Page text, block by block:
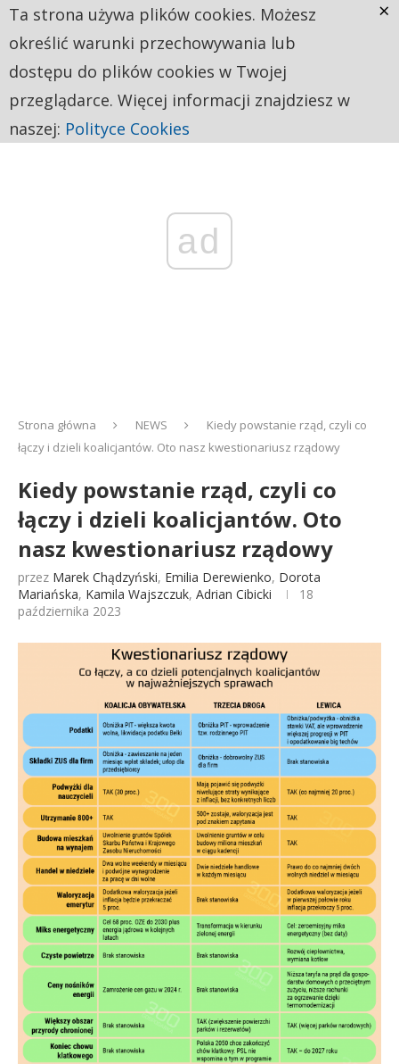
ad
Strona główna NEWS
Kiedy powstanie rząd, czyli co
łączy i dzieli koalicjantów. Oto nasz kwestionariusz rządowy
Kiedy powstanie rząd, czyli co
łączy i dzieli koalicjantów. Oto
nasz kwestionariusz rządowy
przez Marek Chądzyński, Emilia Derewienko, Dorota
Mariańska, Kamila Wajszczuk, Adrian Cibicki
18
października 2023
Ta strona używa plików cookies. Możesz
określić warunki przechowywania lub
dostępu do plików cookies w Twojej
przeglądarce. Więcej informacji znajdziesz w
naszej: Polityce Cookies
×